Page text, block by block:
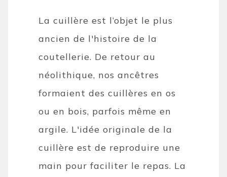
La cuillère est l’objet le plus
ancien de l'histoire de la
coutellerie. De retour au
néolithique, nos ancêtres
formaient des cuillères en os
ou en bois, parfois même en
argile. L'idée originale de la
cuillère est de reproduire une
main pour faciliter le repas. La